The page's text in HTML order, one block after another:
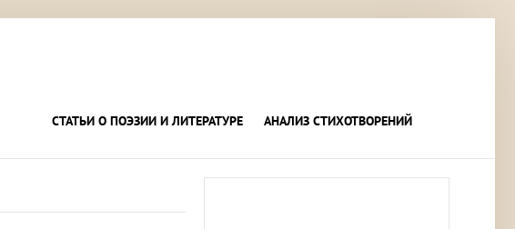
СТАТЬИ О ПОЭЗИИ И ЛИТЕРАТУРЕ АНАЛИЗ СТИХОТВОРЕНИЙ